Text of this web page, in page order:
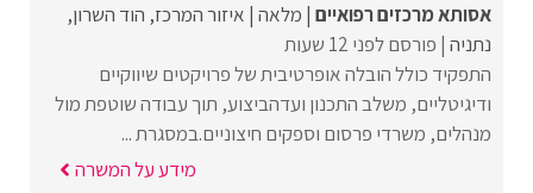
אסותא מרכזים רפואיים מלאה איזור המרכז הוד השרון
נתניה פורסם לפני 12 שעות
התפקיד כולל הובלה אופרטיבית של פרויקטים שיווקיים
ודיגיטליים, משלב התכנון ועדהביצוע, תוך עבודה שוטפת מול
מנהלים, משרדי פרסום וספקים חיצוניים.במסגרת ...
מידע על המשרה